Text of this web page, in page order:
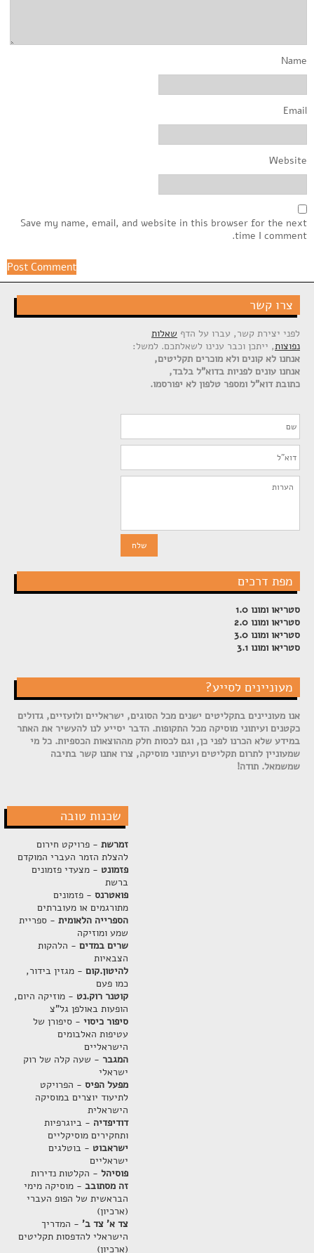
Name
Email
Website
Save my name, email, and website in this browser for the next
time I comment.
צרו קשר
לפני יצירת קשר, עברו על הדף שאלות
נפוצות, ייתכן וכבר ענינו לשאלתכם. למשל:
אנחנו לא קונים ולא מוכרים תקליטים,
אנחנו עונים לפניות בדוא"ל בלבד,
כתובת דוא"ל ומספר טלפון לא יפורסמו.
מפת דרכים
סטריאו ומונו 1.0
סטריאו ומונו 2.0
סטריאו ומונו 3.0
סטריאו ומונו 3.1
מעוניינים לסייע?
אנו מעוניינים בתקליטים ישנים מכל הסוגים, ישראליים ולועזיים, גדולים
כקטנים ועיתוני מוסיקה מכל התקופות. הדבר יסייע לנו להעשיר את האתר
במידע שלא הכרנו לפני כן, וגם לכסות חלק מההוצאות הכספיות. כל מי
שמעוניין לתרום תקליטים ועיתוני מוסיקה, צרו אתנו קשר בתיבה
שמשמאל. תודה!
שכנות טובה
זמרשת- פרויקט חירום
להצלת הזמר העברי המוקדם
פזמונט - מצעדי פזמונים
ברשת
פואטרנס- פזמונים
מתורגמים או מעוברתים
הספרייה הלאומית- ספריית
שמע ומוזיקה
שרים במדים- הלהקות
הצבאיות
להיטון.קום- מגזין בידור,
כמו פעם
קוטנר רוק.נט - מוזיקה היום,
הופעות באולפן גל"צ
סיפור כיסוי- סיפורן של
עטיפות האלבומים
הישראליים
המגבר- שעה קלה של רוק
ישראלי
מפעל הפיס- הפרויקט
לתיעוד יוצרים במוסיקה
הישראלית
דודיפדיה - ביוגרפיות
ותחקירים מוסיקליים
ישראבוט - בוטלגים
ישראליים
פוסיהל- הקלטות נדירות
זה מסתובב- מוסיקה מימי
הבראשית של הפופ העברי
(ארכיון)
צד א' צד ב'- המדריך
הישראלי להדפסות תקליטים
(ארכיון)